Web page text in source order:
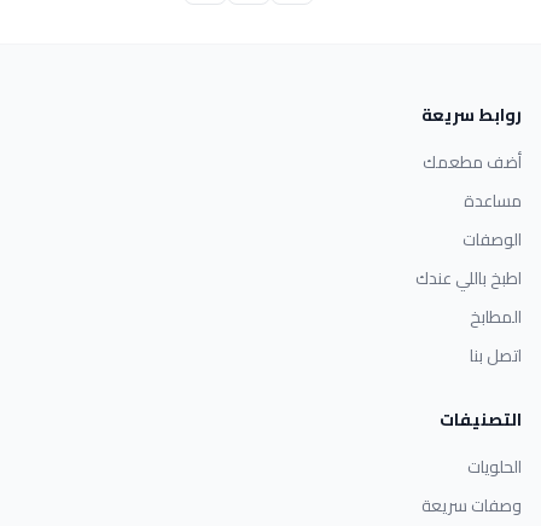
روابط سريعة
أضف مطعمك
مساعدة
الوصفات
اطبخ باللي عندك
المطابخ
اتصل بنا
التصنيفات
الحلويات
وصفات سريعة